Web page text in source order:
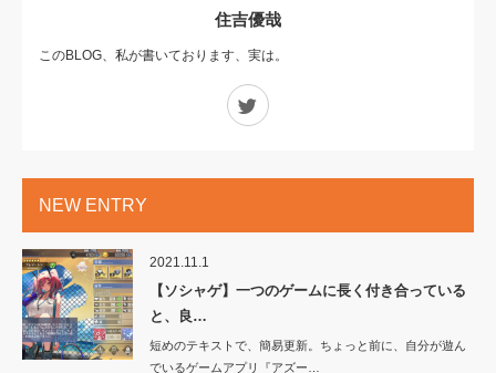
住吉優哉
このBLOG、私が書いております、実は。
NEW ENTRY
2021.11.1
【ソシャゲ】一つのゲームに長く付き合っている
と、良…
短めのテキストで、簡易更新。ちょっと前に、自分が遊ん
でいるゲームアプリ『アズー…